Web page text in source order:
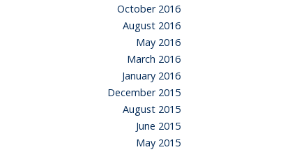
October 2016
August 2016
May 2016
March 2016
January 2016
December 2015
August 2015
June 2015
May 2015